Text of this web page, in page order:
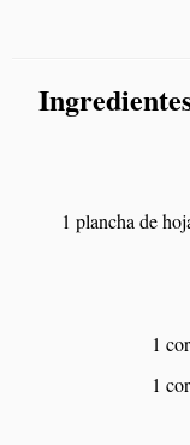
1 plancha de
1
1